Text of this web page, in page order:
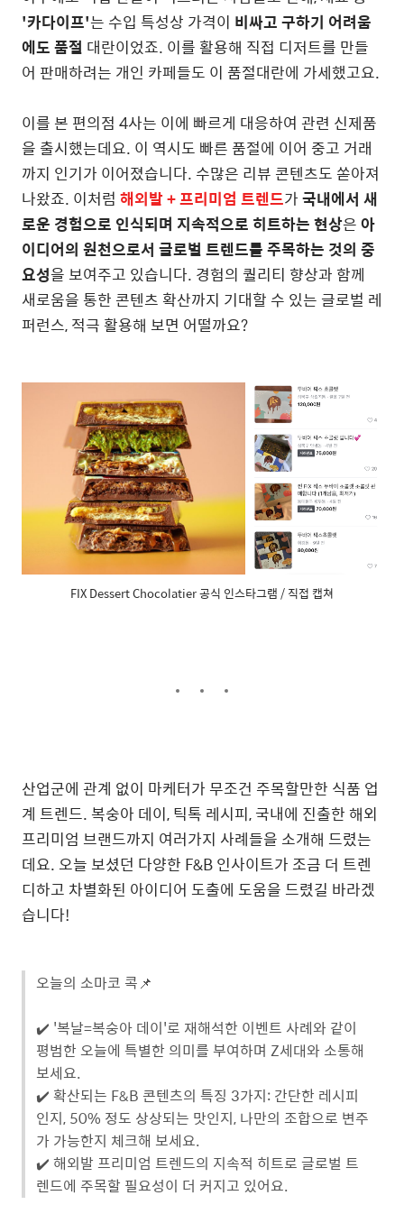
'카다이프'는 수입 특성상 가격이 비싸고 구하기 어려움
에도 품절 대란이었죠. 이를 활용해 직접 디저트를 만들
어 판매하려는 개인 카페들도 이 품절대란에 가세했고요.
이를 본 편의점 4사는 이에 빠르게 대응하여 관련 신제품
을 출시했는데요. 이 역시도 빠른 품절에 이어 중고 거래
까지 인기가 이어졌습니다. 수많은 리뷰 콘텐츠도 쏟아져
나왔죠. 이처럼 해외발 + 프리미엄 트렌드가국내에서 새
로운 경험으로 인식되며 지속적으로 히트하는 현상은아
이디어의 원천으로서 글로벌 트렌드를 주목하는 것의 중
요성을 보여주고 있습니다. 경험의 퀄리티 향상과 함께
새로움을 통한 콘텐츠 확산까지 기대할 수 있는 글로벌 레
퍼런스, 적극 활용해 보면 어떨까요?
FIX Dessert Chocolatier 공식 인스타그램 / 직접 캡쳐
산업군에 관계 없이 마케터가 무조건 주목할만한 식품 업
계 트렌드. 복숭아 데이, 틱톡 레시피, 국내에 진출한 해외
프리미엄 브랜드까지 여러가지 사례들을 소개해 드렸는
데요. 오늘 보셨던 다양한 F&B 인사이트가 조금 더 트렌
디하고 차별화된 아이디어 도출에 도움을 드렸길 바라겠
습니다!
오늘의 소마코 콕📌
✔️ '복날=복숭아 데이'로 재해석한 이벤트 사례와 같이
평범한 오늘에 특별한 의미를 부여하며 Z세대와 소통해
보세요.
✔️ 확산되는 F&B 콘텐츠의 특징 3가지: 간단한 레시피
인지, 50% 정도 상상되는 맛인지, 나만의 조합으로 변주
가 가능한지 체크해 보세요.
✔️ 해외발 프리미엄 트렌드의 지속적 히트로 글로벌 트
렌드에 주목할 필요성이 더 커지고 있어요.